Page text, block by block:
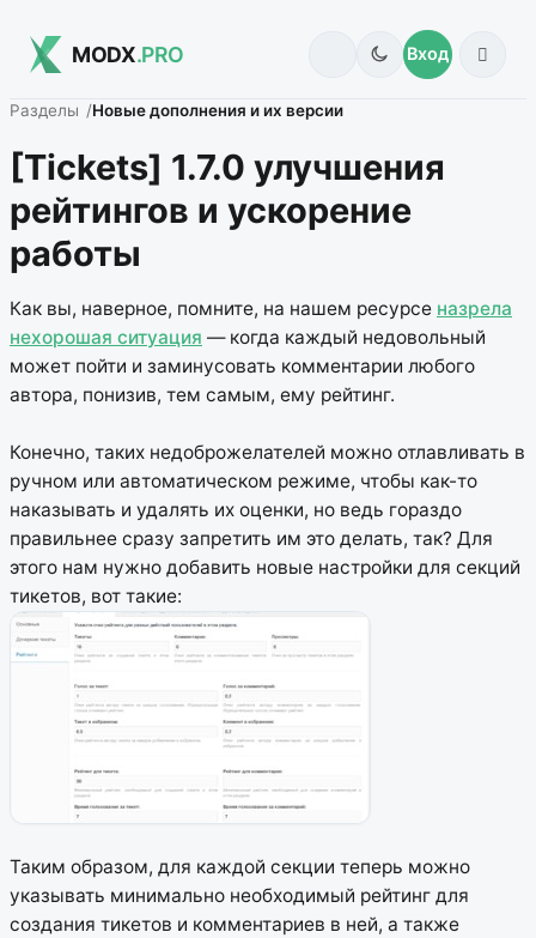
MODX.PRO Вход
Разделы Новые дополнения и их версии
[Tickets] 1.7.0 улучшения
рейтингов и ускорение
работы
Как вы, наверное, помните, на нашем ресурсе назрела
нехорошая ситуация — когда каждый недовольный
может пойти и заминусовать комментарии любого
автора, понизив, тем самым, ему рейтинг.
Конечно, таких недоброжелателей можно отлавливать в
ручном или автоматическом режиме, чтобы как-то
наказывать и удалять их оценки, но ведь гораздо
правильнее сразу запретить им это делать, так? Для
этого нам нужно добавить новые настройки для секций
тикетов, вот такие:
Таким образом, для каждой секции теперь можно
указывать минимально необходимый рейтинг для
создания тикетов и комментариев в ней, а также